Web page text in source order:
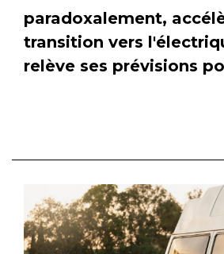
paradoxalement,
transition vers
relève ses prévisions